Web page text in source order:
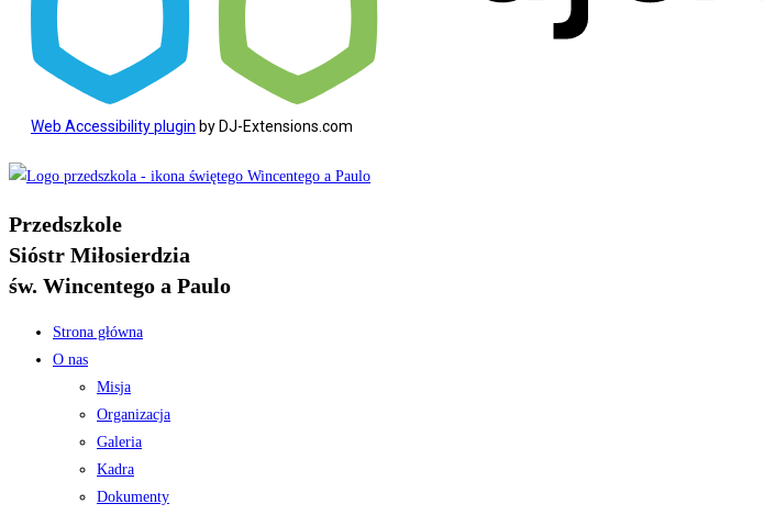
Web Accessibility plugin by DJ-Extensions.com
Koniec
Przedszkole
Sióstr Miłosierdzia
św. Wincentego a Paulo
Strona główna
O nas
Misja
Organizacja
Galeria
Kadra
Dokumenty